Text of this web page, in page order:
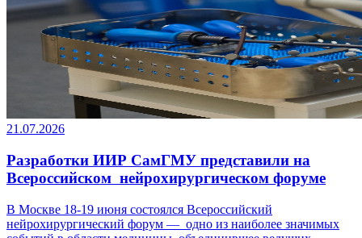
21.07.2026
Разработки ИИР СамГМУ представили на
Всероссийском нейрохирургическом форуме
В Москве 18-19 июня состоялся Всероссийский
нейрохирургический форум — одно из наиболее значимых